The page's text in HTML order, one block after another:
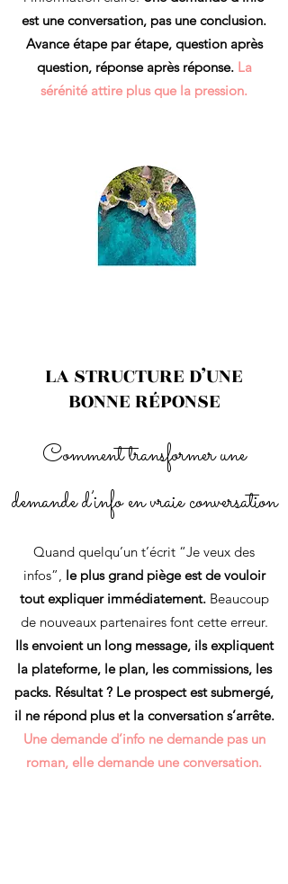
est une conversation, pas une conclusion.
Avance étape par étape, question après
question, réponse après réponse. La
sérénité attire plus que la pression.
LA STRUCTURE D’UNE
BONNE RÉPONSE
Comment transformer une
demande d’info en vraie conversation
Quand quelqu’un t’écrit “Je veux des
infos”, le plus grand piège est de vouloir
tout expliquer immédiatement.Beaucoup
de nouveaux partenaires font cette erreur.
Ils envoient un long message, ils expliquent
la plateforme, le plan, les commissions, les
packs. Résultat ? Le prospect est submergé,
il ne répond plus et la conversation s’arrête.
Une demande d’info ne demande pas un
roman, elle demande une conversation.